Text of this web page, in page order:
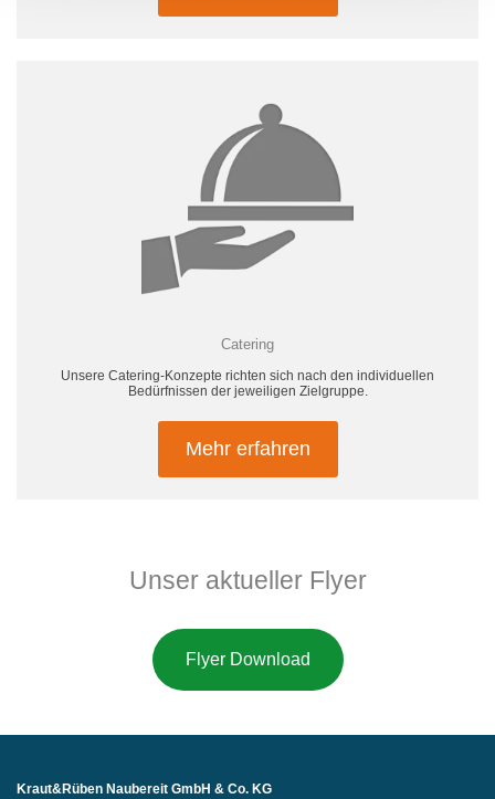
Catering
Unsere Catering-Konzepte richten sich nach den individuellen
Bedürfnissen der jeweiligen Zielgruppe.
Mehr erfahren
Unser aktueller Flyer
Flyer Download
Kraut&Rüben Naubereit GmbH & Co. KG